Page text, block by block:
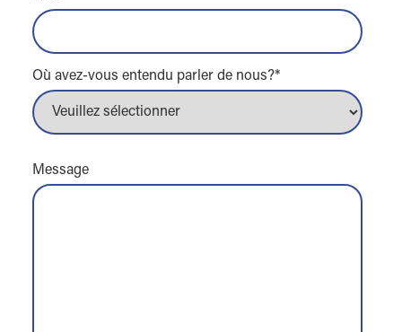
Où avez-vous entendu parler de nous?*
Message